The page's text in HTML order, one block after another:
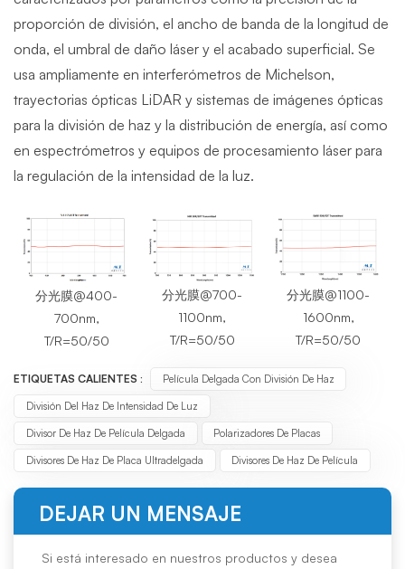
proporción de división, el ancho de banda de la longitud de
onda, el umbral de daño láser y el acabado superficial. Se
usa ampliamente en interferómetros de Michelson,
trayectorias ópticas LiDAR y sistemas de imágenes ópticas
para la división de haz y la distribución de energía, así como
en espectrómetros y equipos de procesamiento láser para
la regulación de la intensidad de la luz.
分光膜@400-
700nm,
T/R=50/50
分光膜@700-
1100nm,
T/R=50/50
分光膜@1100-
1600nm,
T/R=50/50
ETIQUETAS CALIENTES : Película Delgada Con División De Haz
División Del Haz De Intensidad De Luz
Divisor De Haz De Película Delgada Polarizadores De Placas
Divisores De Haz De Placa Ultradelgada Divisores De Haz De Película
DEJAR UN MENSAJE
Si está interesado en nuestros productos y desea